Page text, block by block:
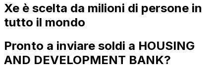
Xe è scelta da milioni di persone in
tutto il mondo
Pronto a inviare soldi a HOUSING
AND DEVELOPMENT BANK?